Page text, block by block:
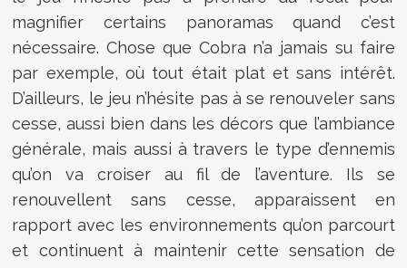
magnifier certains panoramas quand c’est
nécessaire. Chose que Cobra n’a jamais su faire
par exemple, où tout était plat et sans intérêt.
D’ailleurs, le jeu n’hésite pas à se renouveler sans
cesse, aussi bien dans les décors que l’ambiance
générale, mais aussi à travers le type d’ennemis
qu’on va croiser au fil de l’aventure. Ils se
renouvellent sans cesse, apparaissent en
rapport avec les environnements qu’on parcourt
et continuent à maintenir cette sensation de